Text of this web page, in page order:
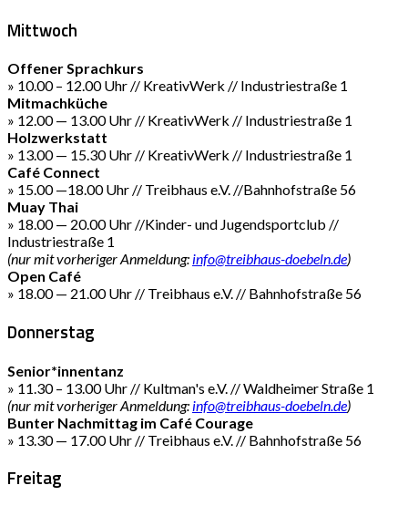
Mittwoch
Offener Sprachkurs
» 10.00 – 12.00 Uhr // KreativWerk // Industriestraße 1
Mitmachküche
» 12.00 — 13.00 Uhr // KreativWerk // Industriestraße 1
Holzwerkstatt
» 13.00 — 15.30 Uhr // KreativWerk // Industriestraße 1
Café Connect
» 15.00 —18.00 Uhr // Treibhaus e.V. //Bahnhofstraße 56
Muay Thai
» 18.00 — 20.00 Uhr //Kinder- und Jugendsportclub //
Industriestraße 1
(nur mit vorheriger Anmeldung: info@treibhaus-doebeln.de)
Open Café
» 18.00 — 21.00 Uhr // Treibhaus e.V. // Bahnhofstraße 56
Donnerstag
Senior*innentanz
» 11.30 – 13.00 Uhr // Kultman's e.V. // Waldheimer Straße 1
(nur mit vorheriger Anmeldung: info@treibhaus-doebeln.de)
Bunter Nachmittag im Café Courage
» 13.30 — 17.00 Uhr // Treibhaus e.V. // Bahnhofstraße 56
Freitag